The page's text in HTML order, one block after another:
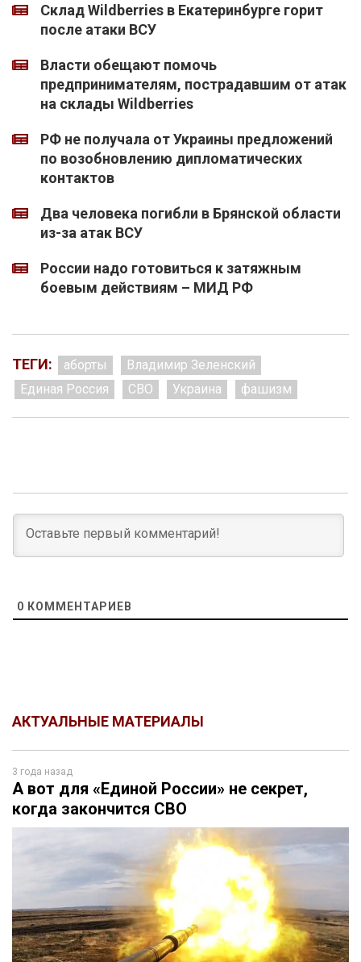
Склад Wildberries в Екатеринбурге горит
после атаки ВСУ
Власти обещают помочь
предпринимателям, пострадавшим от атак
на склады Wildberries
РФ не получала от Украины предложений
по возобновлению дипломатических
контактов
Два человека погибли в Брянской области
из-за атак ВСУ
России надо готовиться к затяжным
боевым действиям – МИД РФ
ТЕГИ: аборты
Владимир Зеленский
Единая Россия
СВО Украина фашизм
0 КОММЕНТАРИЕВ
АКТУАЛЬНЫЕ МАТЕРИАЛЫ
3 года назад
А вот для «Единой России» не секрет,
когда закончится СВО